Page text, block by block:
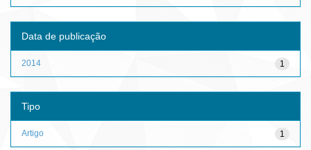
Data de publicação
1
2014
Tipo
1
Artigo